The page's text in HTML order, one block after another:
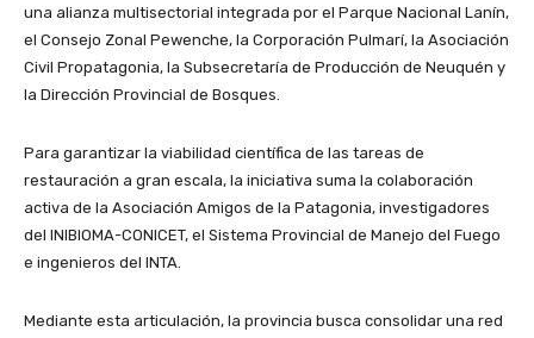
una alianza multisectorial integrada por el Parque Nacional Lanín,
el Consejo Zonal Pewenche, la Corporación Pulmarí, la Asociación
Civil Propatagonia, la Subsecretaría de Producción de Neuquén y
la Dirección Provincial de Bosques.
Para garantizar la viabilidad científica de las tareas de
restauración a gran escala, la iniciativa suma la colaboración
activa de la Asociación Amigos de la Patagonia, investigadores
del INIBIOMA-CONICET, el Sistema Provincial de Manejo del Fuego
e ingenieros del INTA.
Mediante esta articulación, la provincia busca consolidar una red